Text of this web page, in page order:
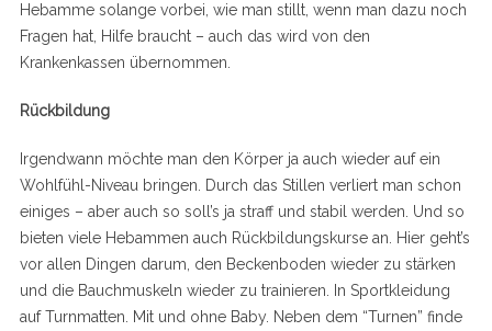
Hebamme solange vorbei, wie man stillt, wenn man dazu noch
Fragen hat, Hilfe braucht – auch das wird von den
Krankenkassen übernommen.
Rückbildung
Irgendwann möchte man den Körper ja auch wieder auf ein
Wohlfühl-Niveau bringen. Durch das Stillen verliert man schon
einiges – aber auch so soll’s ja straff und stabil werden. Und so
bieten viele Hebammen auch Rückbildungskurse an. Hier geht’s
vor allen Dingen darum, den Beckenboden wieder zu stärken
und die Bauchmuskeln wieder zu trainieren. In Sportkleidung
auf Turnmatten. Mit und ohne Baby. Neben dem “Turnen” finde